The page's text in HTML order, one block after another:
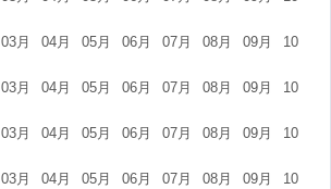
03月 04月 05月 06月 07月 08月 09月
10
03月 04月 05月 06月 07月 08月 09月
10
03月 04月 05月 06月 07月 08月 09月
10
03月 04月 05月 06月 07月 08月 09月
10